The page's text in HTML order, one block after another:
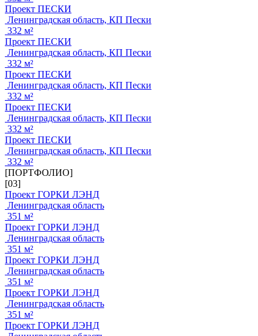
Проект ПЕСКИ
Ленинградская область, КП Пески
332 м²
Проект ПЕСКИ
Ленинградская область, КП Пески
332 м²
Проект ПЕСКИ
Ленинградская область, КП Пески
332 м²
Проект ПЕСКИ
Ленинградская область, КП Пески
332 м²
Проект ПЕСКИ
Ленинградская область, КП Пески
332 м²
[ПОРТФОЛИО]
[03]
Проект ГОРКИ ЛЭНД
Ленинградская область
351 м²
Проект ГОРКИ ЛЭНД
Ленинградская область
351 м²
Проект ГОРКИ ЛЭНД
Ленинградская область
351 м²
Проект ГОРКИ ЛЭНД
Ленинградская область
351 м²
Проект ГОРКИ ЛЭНД